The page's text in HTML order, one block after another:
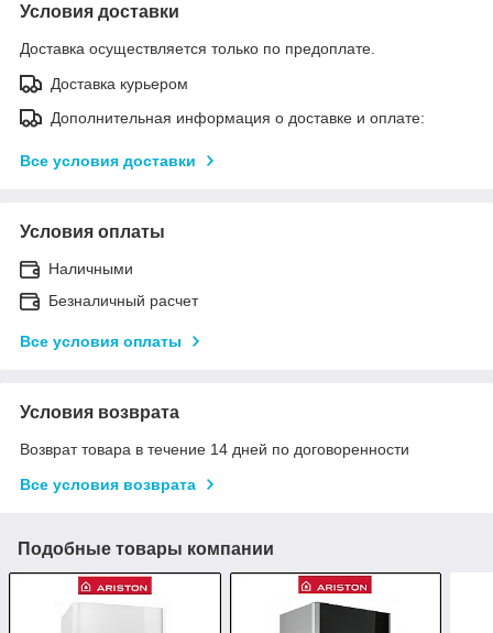
Условия доставки
Доставка осуществляется только по предоплате.
Доставка курьером
Дополнительная информация о доставке и оплате:
Все условия доставки
Условия оплаты
Наличными
Безналичный расчет
Все условия оплаты
Условия возврата
Возврат товара в течение 14 дней по договоренности
Все условия возврата
Подобные товары компании